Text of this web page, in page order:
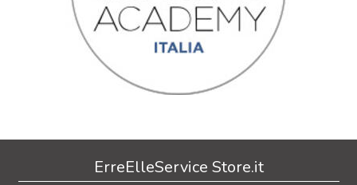
ErreElleService Store.it